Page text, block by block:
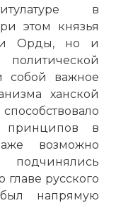
в
этом князья
Орды, но и
собой важное
ханской
принципов в
возможно
русского
напрямую